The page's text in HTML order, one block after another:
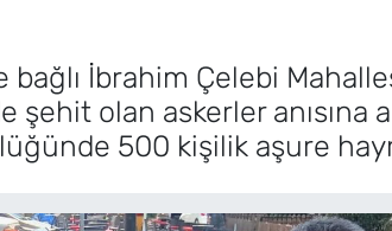
bağlı İbrahim Çelebi
olan askerler anısına
500 kişilik aşure